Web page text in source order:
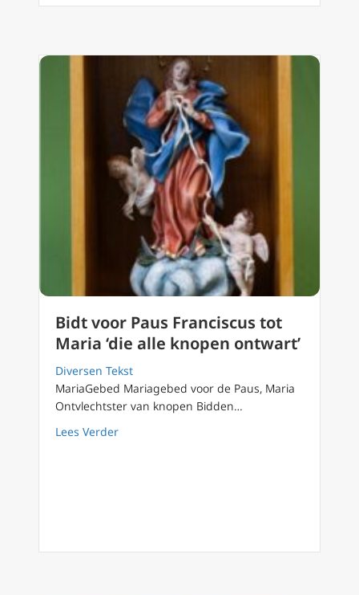
Bidt voor Paus Franciscus tot
Maria ‘die alle knopen ontwart’
Diversen Tekst
MariaGebed Mariagebed voor de Paus, Maria
Ontvlechtster van knopen Bidden…
Lees Verderabout Bidt voor Paus Franciscus tot Maria